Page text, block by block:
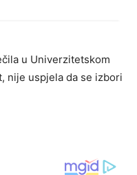
u Univerzitetskom
nije uspjela da se izbori